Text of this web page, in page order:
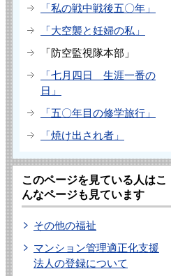
「私の戦中戦後五〇年」
「大空襲と妊婦の私」
「防空監視隊本部」
「七月四日 生涯一番の
日」
「五〇年目の修学旅行」
「焼け出され者」
このページを見ている人はこ
んなページも見ています
その他の福祉
マンション管理適正化支援
法人の登録について